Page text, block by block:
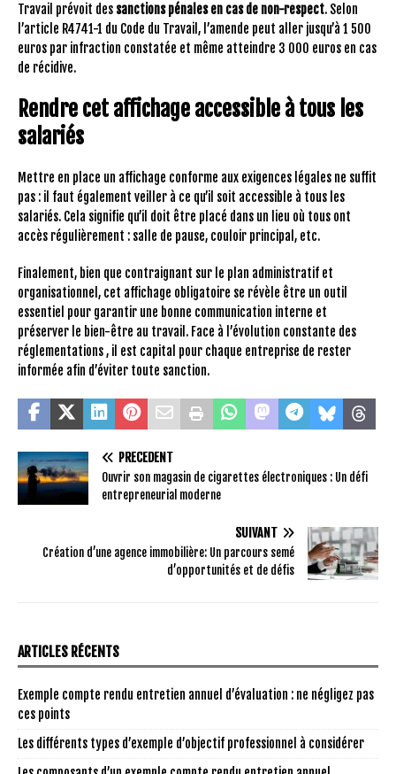
Travail prévoit des sanctions pénales en cas de non-respect. Selon
l’article R4741-1 du Code du Travail, l’amende peut aller jusqu’à 1 500
euros par infraction constatée et même atteindre 3 000 euros en cas
de récidive.
Rendre cet affichage accessible à tous les
salariés
Mettre en place un affichage conforme aux exigences légales ne suffit
pas : il faut également veiller à ce qu’il soit accessible à tous les
salariés. Cela signifie qu’il doit être placé dans un lieu où tous ont
accès régulièrement : salle de pause, couloir principal, etc.
Finalement, bien que contraignant sur le plan administratif et
organisationnel, cet affichage obligatoire se révèle être un outil
essentiel pour garantir une bonne communication interne et
préserver le bien-être au travail. Face à l’évolution constante des
réglementations , il est capital pour chaque entreprise de rester
informée afin d’éviter toute sanction.
PRÉCÉDENT
Ouvrir son magasin de cigarettes électroniques : Un défi
entrepreneurial moderne
SUIVANT
Création d’une agence immobilière: Un parcours semé
d’opportunités et de défis
ARTICLES RÉCENTS
Exemple compte rendu entretien annuel d’évaluation : ne négligez pas
ces points
Les différents types d’exemple d’objectif professionnel à considérer